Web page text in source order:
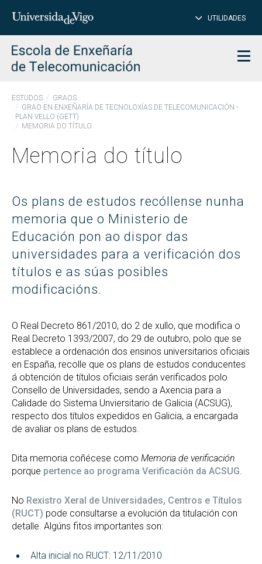
Introduce
para
buscar
UTILIDADES
ESTUDOS
GRAOS
GRAO EN ENXEÑARÍA DE TECNOLOXÍAS DE TELECOMUNICACIÓN -
PLAN VELLO (GETT)
MEMORIA DO TÍTULO
Memoria do título
Os plans de estudos recóllense nunha
memoria que o Ministerio de
Educación pon ao dispor das
universidades para a verificación dos
títulos e as súas posibles
modificacións.
O Real Decreto 861/2010, do 2 de xullo, que modifica o
Real Decreto 1393/2007, do 29 de outubro, polo que se
establece a ordenación dos ensinos universitarios oficiais
en España, recolle que os plans de estudos conducentes
á obtención de títulos oficiais serán verificados polo
Consello de Universidades, sendo a Axencia para a
Calidade do Sistema Unviersitario de Galicia (ACSUG),
respecto dos títulos expedidos en Galicia, a encargada
de avaliar os plans de estudos.
Dita memoria coñécese como Memoria de verificación
porque pertence ao programa Verificación da ACSUG.
No Rexistro Xeral de Universidades, Centros e Títulos
(RUCT) pode consultarse a evolución da titulación con
detalle. Algúns fitos importantes son:
Alta inicial no RUCT: 12/11/2010